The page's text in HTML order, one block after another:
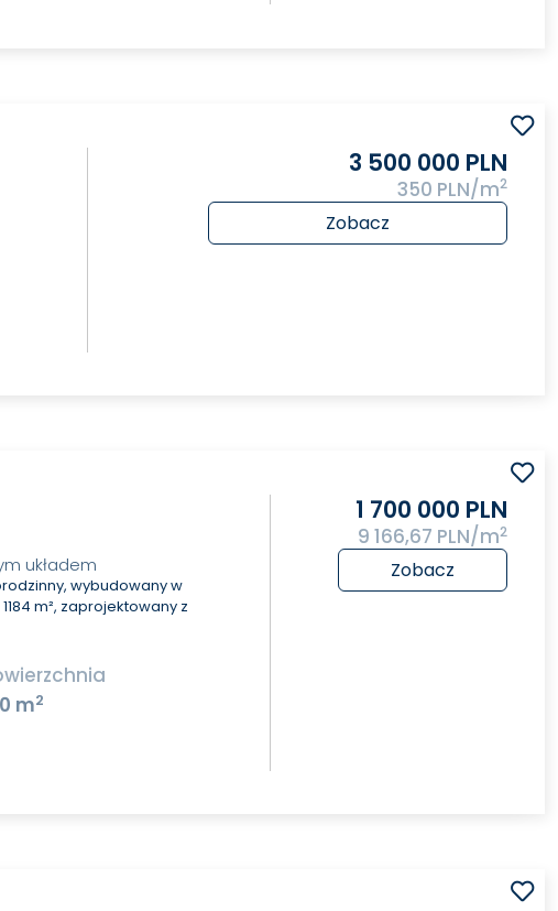
3 500 000 PLN
350 PLN/m2
Zobacz
układem
wybudowany w
m², zaprojektowany z
m2
1 700 000 PLN
9 166,67 PLN/m2
Zobacz